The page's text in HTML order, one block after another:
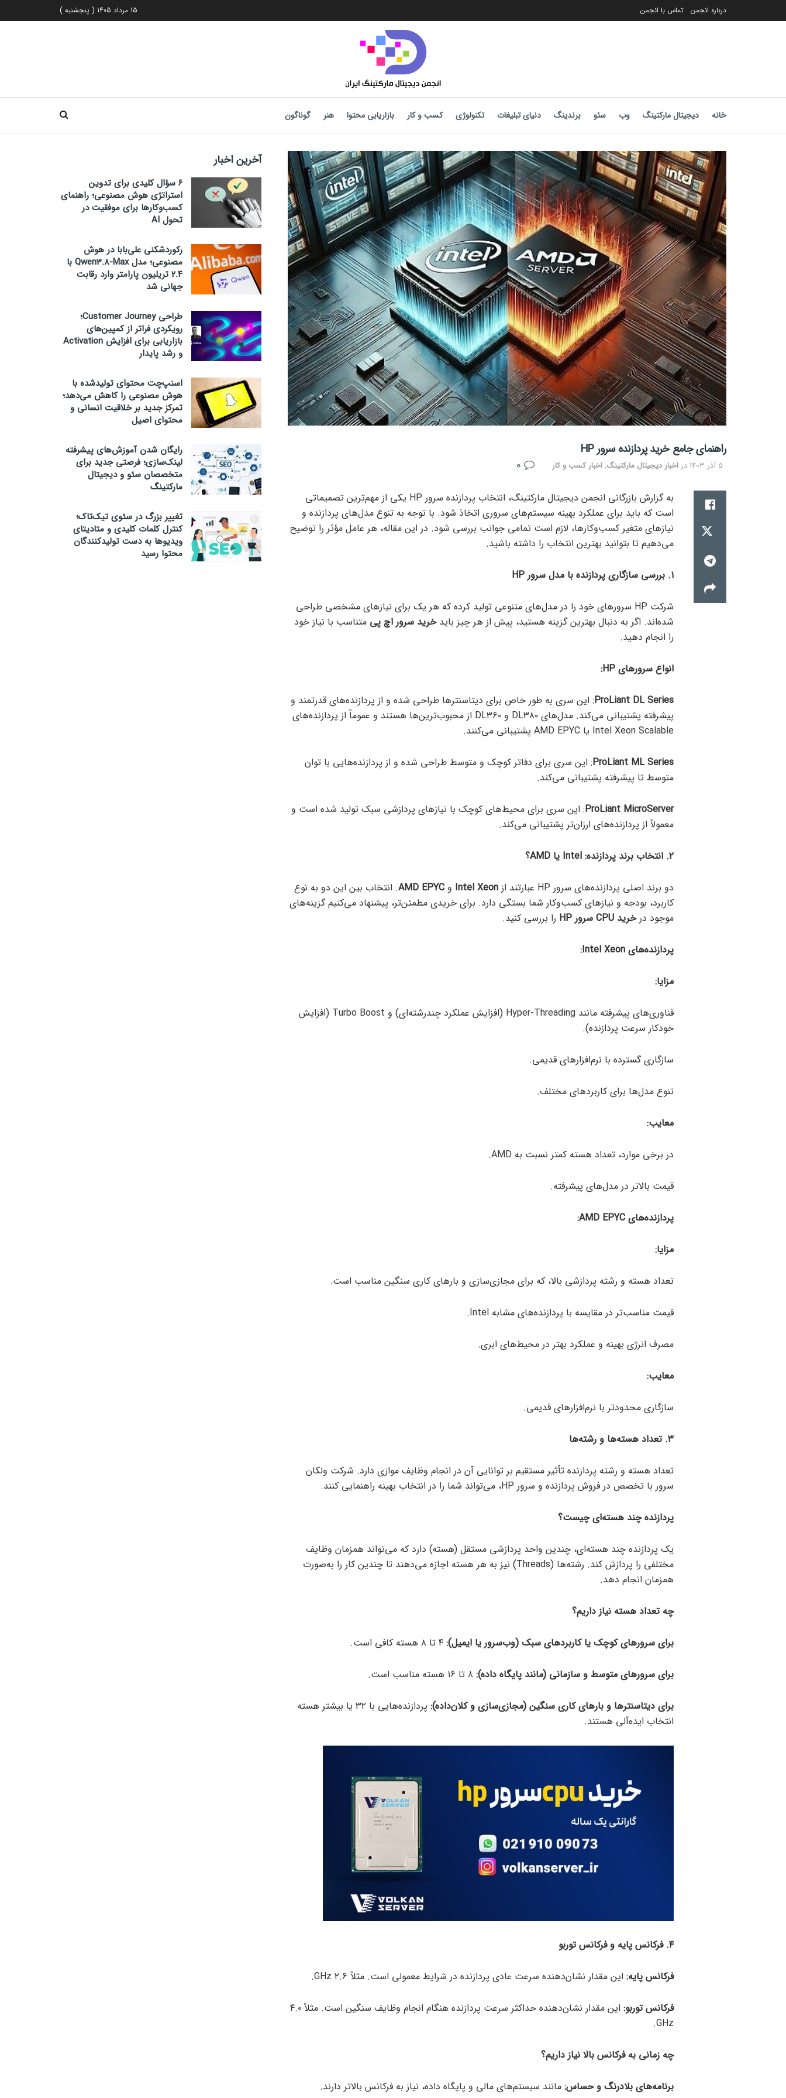
درباره انجمن تماس با انجمن 15 مرداد 1405 ( پنجشنبه )
خانه دیجیتال مارکتینگ وب سئو برندینگ دنیای تبلیغات تکنولوژی کسب و کار بازاریابی محتوا هنر گوناگون
راهنمای جامع خرید پردازنده سرور HP
5 آذر 1403 در اخبار دیجیتال مارکتینگ,اخبار کسب و کار
به گزارش بازرگانی انجمن دیجیتال مارکتینگ، انتخاب پردازنده سرور HP یکی از مهم‌ترین تصمیماتی
است که باید برای عملکرد بهینه سیستم‌های سروری اتخاذ شود. با توجه به تنوع مدل‌های پردازنده و
نیازهای متغیر کسب‌وکارها، لازم است تمامی جوانب بررسی شود. در این مقاله، هر عامل مؤثر را توضیح
می‌دهیم تا بتوانید بهترین انتخاب را داشته باشید.
۱. بررسی سازگاری پردازنده با مدل سرور HP
شرکت HP سرورهای خود را در مدل‌های متنوعی تولید کرده که هر یک برای نیازهای مشخصی طراحی
شده‌اند. اگر به دنبال بهترین گزینه هستید، پیش از هر چیز باید خرید سروراچ پی متناسب با نیاز خود
را انجام دهید.
انواع سرورهای
ProLiant DL Series: این سری به طور خاص برای دیتاسنترها طراحی شده و از پردازنده‌های قدرتمند و
پیشرفته پشتیبانی می‌کند. مدل‌های DL۳۸۰ و DL۳۶۰ از محبوب‌ترین‌ها هستند و عموماً از پردازنده‌های
Intel Xeon Scalable یا AMD EPYC پشتیبانی می‌کنند.
ProLiant ML Series: این سری برای دفاتر کوچک و متوسط طراحی شده و از پردازنده‌هایی با توان
متوسط تا پیشرفته پشتیبانی می‌کند.
ProLiant MicroServer: این سری برای محیط‌های کوچک با نیازهای پردازشی سبک تولید شده است و
معمولاً از پردازنده‌های ارزان‌تر پشتیبانی می‌کند.
۲. انتخاب برند پردازنده:
دو برند اصلی پردازنده‌های سرور HP عبارتند از و
. انتخاب بین این دو به نوع
کاربرد، بودجه و نیازهای کسب‌وکار شما بستگی دارد. برای خریدی مطمئن‌تر، پیشنهاد می‌کنیم گزینه‌های
موجود درخرید سرورHP را بررسی کنید.
پردازنده‌های
مزایا:
فناوری‌های پیشرفته مانند Hyper-Threading (افزایش عملکرد چندرشته‌ای) و Turbo Boost (افزایش
خودکار سرعت پردازنده).
سازگاری گسترده با نرم‌افزارهای قدیمی.
تنوع مدل‌ها برای کاربردهای مختلف.
معایب:
در برخی موارد، تعداد هسته کمتر نسبت به AMD.
قیمت بالاتر در مدل‌های پیشرفته.
پردازنده‌های
مزایا:
تعداد هسته و رشته پردازشی بالا، که برای مجازی‌سازی و بارهای کاری سنگین مناسب است.
قیمت مناسب‌تر در مقایسه با پردازنده‌های مشابه Intel.
مصرف انرژی بهینه و عملکرد بهتر در محیط‌های ابری.
معایب:
سازگاری محدودتر با نرم‌افزارهای قدیمی.
۳. تعداد هسته‌ها و رشته‌ها
تعداد هسته و رشته پردازنده تأثیر مستقیم بر توانایی آن در انجام وظایف موازی دارد. شرکت ولکان
سرور با تخصص در فروش پردازنده و سرور HP، می‌تواند شما را در انتخاب بهینه راهنمایی کنند.
پردازنده چند هسته‌ای چیست؟
یک پردازنده چند هسته‌ای، چندین واحد پردازشی مستقل (هسته) دارد که می‌تواند همزمان وظایف
مختلفی را پردازش کند. رشته‌ها (Threads) نیز به هر هسته اجازه می‌دهند تا چندین کار را به‌صورت
همزمان انجام دهد.
چه تعداد هسته نیاز داریم؟
برای سرورهای کوچک یا کاربردهای سبک (وب‌سرور یا ایمیل):
برای سرورهای متوسط و سازمانی (مانند پایگاه داده):
برای دیتاسنترها و بارهای کاری سنگین (مجازی‌سازی و کلان‌داده):
پردازنده‌هایی با ۳۲ یا بیشتر هسته
انتخاب ایده‌آلی هستند.
۴. فرکانس پایه و فرکانس توربو
فرکانس پایه: این مقدار نشان‌دهنده سرعت عادی پردازنده در شرایط معمولی است. مثلاً ۲.۶ GHz.
فرکانستوربو:
این مقدار نشان‌دهنده حداکثر سرعت پردازنده هنگام انجام وظایف سنگین است. مثلاً ۴.۰
GHz.
چه زمانی به فرکانس بالا نیاز داریم؟
برنامه‌های بلادرنگ و حساس: مانند سیستم‌های مالی و پایگاه داده، نیاز به فرکانس بالاتر دارند.
آخرین اخبار
۶ سؤال کلیدی برای تدوین
استراتژی هوش مصنوعی؛ راهنمای
کسب‌وکارها برای موفقیت در
تحول AI
رکوردشکنی علی‌بابا در هوش
مصنوعی؛ مدل Qwen3.8-Max با
۲.۴ تریلیون پارامتر وارد رقابت
جهانی شد
طراحی Customer Journey؛
رویکردی فراتر از کمپین‌های
بازاریابی برای افزایش Activation
و رشد پایدار
اسنپ‌چت محتوای تولیدشده با
هوش مصنوعی را کاهش می‌دهد؛
تمرکز جدید بر خلاقیت انسانی و
محتوای اصیل
رایگان شدن آموزش‌های پیشرفته
لینک‌سازی؛ فرصتی جدید برای
متخصصان سئو و دیجیتال
مارکتینگ
تغییر بزرگ در سئوی تیک‌تاک؛
کنترل کلمات کلیدی و متادیتای
ویدیوها به دست تولیدکنندگان
محتوا رسید